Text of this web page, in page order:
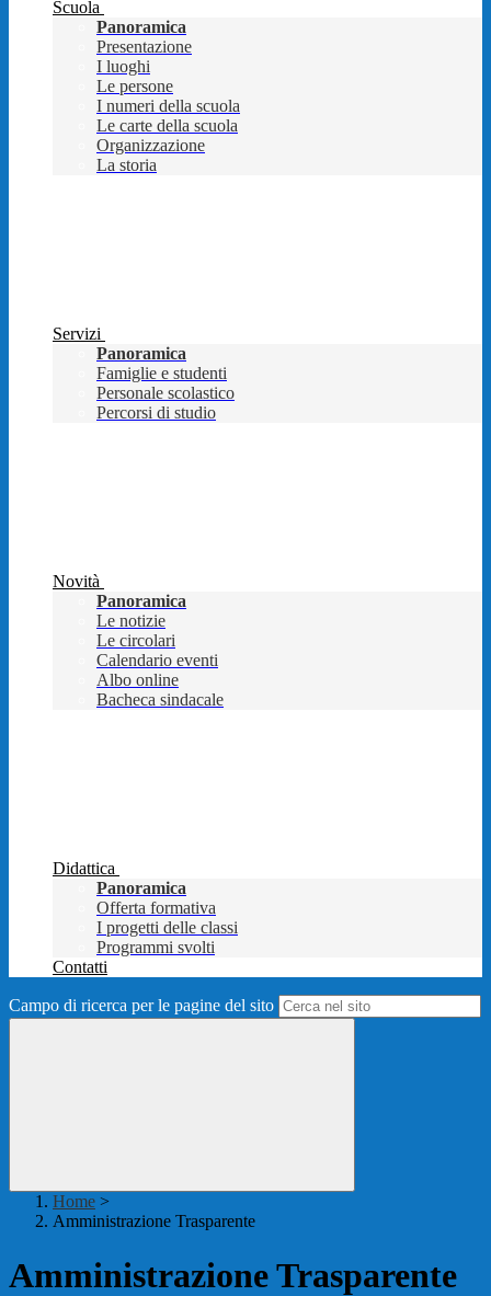
Scuola
Panoramica
Presentazione
I luoghi
Le persone
I numeri della scuola
Le carte della scuola
Organizzazione
La storia
Servizi
Panoramica
Famiglie e studenti
Personale scolastico
Percorsi di studio
Novità
Panoramica
Le notizie
Le circolari
Calendario eventi
Albo online
Bacheca sindacale
Didattica
Panoramica
Offerta formativa
I progetti delle classi
Programmi svolti
Contatti
Campo di ricerca per le pagine del sito
Home >
Amministrazione Trasparente
Amministrazione Trasparente